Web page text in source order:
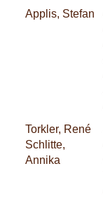
Applis, Stefan
Torkler, René
Schlitte,
Annika